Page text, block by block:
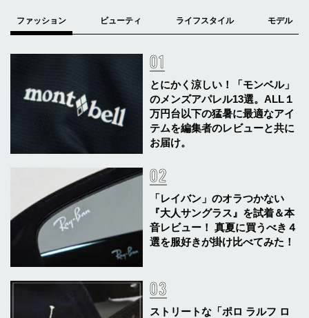
とにかく涼しい！「モンベル」
のメンズアパレル13選。ALL１
万円台以下の猛暑に最適なアイ
テムを編集者のレビューと共に
お届け。
「レイバン」のオラつかない
『大人サングラス』を試着＆本
音レビュー！ 真夏に買うべき４
選を服好きが掛け比べてみた！
ストリートな「ポロ ラルフ ロ